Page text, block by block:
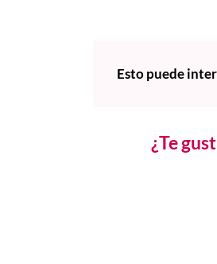
Esto puede
¿Te